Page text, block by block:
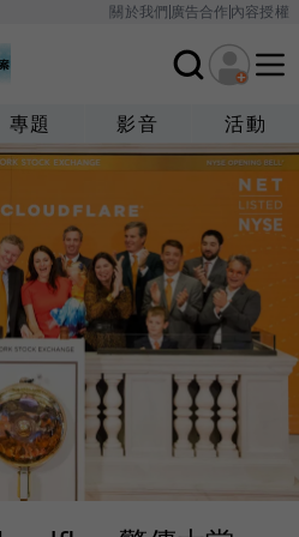
關於我們廣告合作內容授權
專題 影音 活動